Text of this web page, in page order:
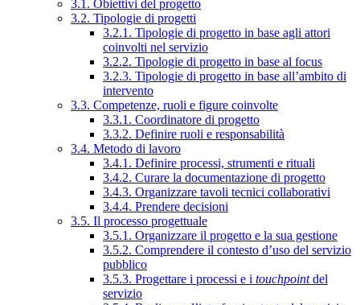
3.1. Obiettivi del progetto
3.2. Tipologie di progetti
3.2.1. Tipologie di progetto in base agli attori
coinvolti nel servizio
3.2.2. Tipologie di progetto in base al focus
3.2.3. Tipologie di progetto in base all’ambito di
intervento
3.3. Competenze, ruoli e figure coinvolte
3.3.1. Coordinatore di progetto
3.3.2. Definire ruoli e responsabilità
3.4. Metodo di lavoro
3.4.1. Definire processi, strumenti e rituali
3.4.2. Curare la documentazione di progetto
3.4.3. Organizzare tavoli tecnici collaborativi
3.4.4. Prendere decisioni
3.5. Il processo progettuale
3.5.1. Organizzare il progetto e la sua gestione
3.5.2. Comprendere il contesto d’uso del servizio
pubblico
3.5.3. Progettare i processi e i touchpointdel
servizio